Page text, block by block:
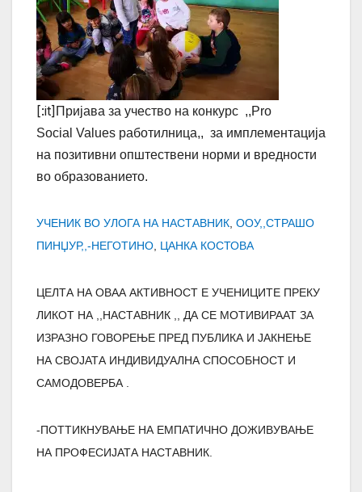
[:it] Пријава за учество на конкурс ,,Pro
Social Values работилница,, за имплементација
на позитивни општествени норми и вредности
во образованието.
УЧЕНИК ВО УЛОГА НА НАСТАВНИК, ООУ,,СТРАШО
ПИНЏУР,,-НЕГОТИНО, ЦАНКА КОСТОВА
ЦЕЛТА НА ОВАА АКТИВНОСТ Е УЧЕНИЦИТЕ ПРЕКУ
ЛИКОТ НА ,,НАСТАВНИК ,, ДА СЕ МОТИВИРААТ ЗА
ИЗРАЗНО ГОВОРЕЊЕ ПРЕД ПУБЛИКА И ЈАКНЕЊЕ
НА СВОЈАТА ИНДИВИДУАЛНА СПОСОБНОСТ И
САМОДОВЕРБА .
-ПОТТИКНУВАЊЕ НА ЕМПАТИЧНО ДОЖИВУВАЊЕ
НА ПРОФЕСИЈАТА НАСТАВНИК.